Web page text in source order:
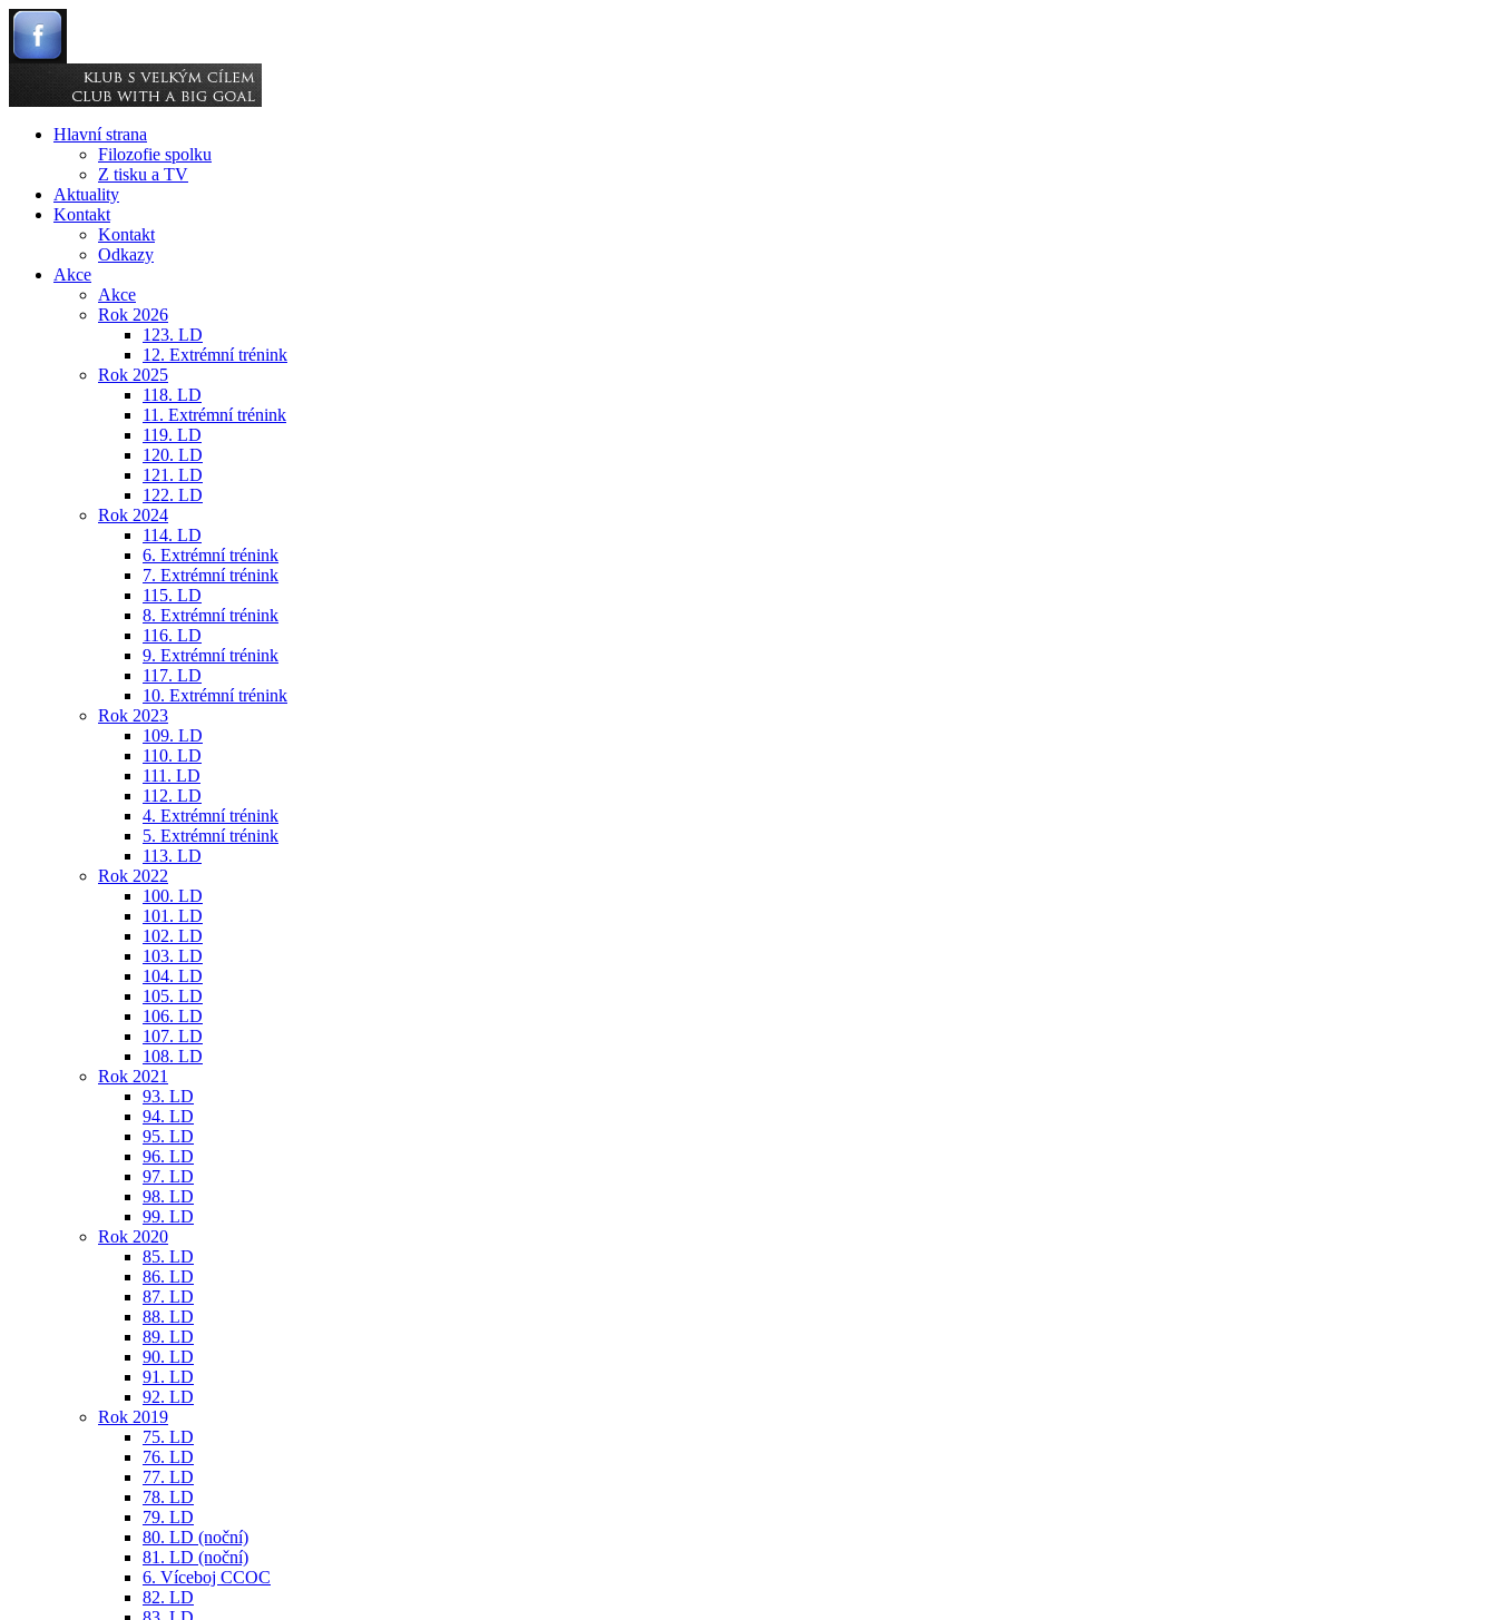
Hlavní strana
Filozofie spolku
Z tisku a TV
Aktuality
Kontakt
Kontakt
Odkazy
Akce
Akce
Rok 2026
123. LD
12. Extrémní trénink
Rok 2025
118. LD
11. Extrémní trénink
119. LD
120. LD
121. LD
122. LD
Rok 2024
114. LD
6. Extrémní trénink
7. Extrémní trénink
115. LD
8. Extrémní trénink
116. LD
9. Extrémní trénink
117. LD
10. Extrémní trénink
Rok 2023
109. LD
110. LD
111. LD
112. LD
4. Extrémní trénink
5. Extrémní trénink
113. LD
Rok 2022
100. LD
101. LD
102. LD
103. LD
104. LD
105. LD
106. LD
107. LD
108. LD
Rok 2021
93. LD
94. LD
95. LD
96. LD
97. LD
98. LD
99. LD
Rok 2020
85. LD
86. LD
87. LD
88. LD
89. LD
90. LD
91. LD
92. LD
Rok 2019
75. LD
76. LD
77. LD
78. LD
79. LD
80. LD (noční)
81. LD (noční)
6. Víceboj CCOC
82. LD